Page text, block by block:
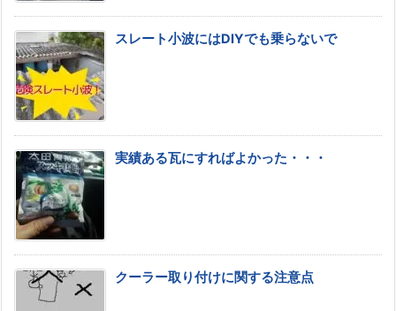
スレート小波にはDIYでも乗らないで
実績ある瓦にすればよかった・・・
クーラー取り付けに関する注意点